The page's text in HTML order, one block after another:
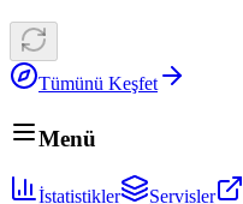
Tümünü Keşfet
Menü
İstatistikler Servisler